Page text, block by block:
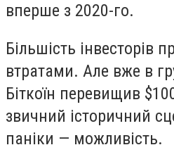
вперше з 2020-го.
Більшість інвесторів
втратами. Але вже в
Біткоїн перевищив
звичний історичний
паніки — можливість.